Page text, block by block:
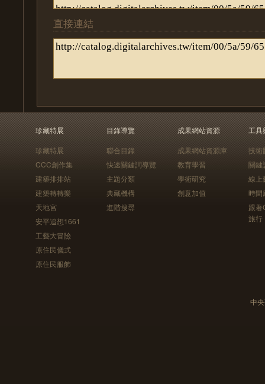
直接連結
珍藏特展
珍藏特展
CCC創作集
建築排排站
建築轉轉樂
天地宮
安平追想1661
工藝大冒險
原住民儀式
原住民服飾
目錄導覽
聯合目錄
快速關鍵詞導覽
主題分類
典藏機構
進階搜尋
成果網站資源
成果網站資源庫
教育學習
學術研究
創意加值
工具
技術
關鍵
線上
時間
跟
旅行
中